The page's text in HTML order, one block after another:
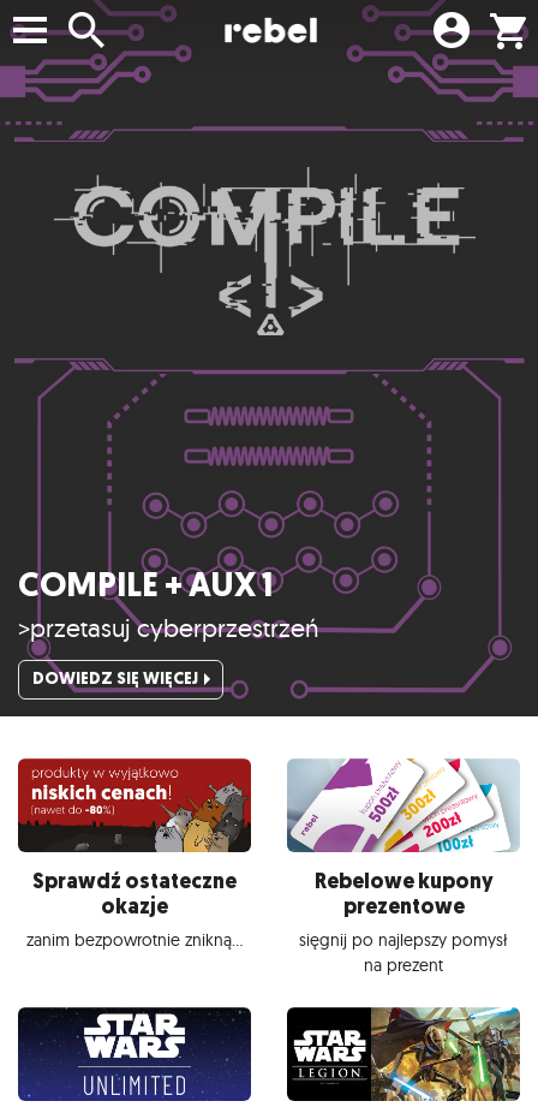
COMPILE + AUX 1
>przetasuj cyberprzestrzeń
DOWIEDZ SIĘ WIĘCEJ
Sprawdź ostateczne
okazje
zanim bezpowrotnie znikną...
Rebelowe kupony
prezentowe
sięgnij po najlepszy pomysł
na prezent